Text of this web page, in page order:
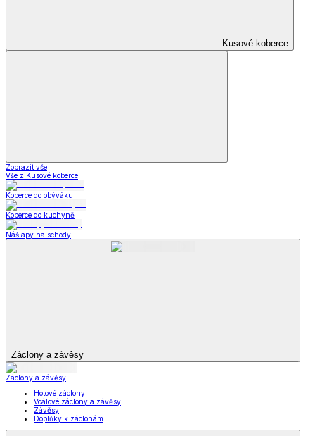
Kusové koberce
Zobrazit vše
Vše z Kusové koberce
Koberce do obýváku
Koberce do kuchyně
Nášlapy na schody
Záclony a závěsy
Záclony a závěsy
Hotové záclony
Voálové záclony a závěsy
Závěsy
Doplňky k záclonám